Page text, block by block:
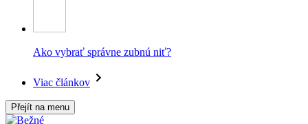
Ako vybrať správne zubnú niť?
Viac článkov
Přejít na menu